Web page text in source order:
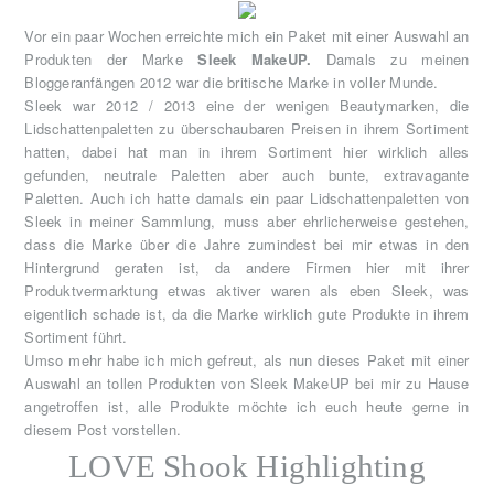
Vor ein paar Wochen erreichte mich ein Paket mit einer Auswahl an
Produkten der MarkeSleek MakeUP. Damals zu meinen
Bloggeranfängen 2012 war die britische Marke in voller Munde.
Sleek war 2012 / 2013 eine der wenigen Beautymarken, die
Lidschattenpaletten zu überschaubaren Preisen in ihrem Sortiment
hatten, dabei hat man in ihrem Sortiment hier wirklich alles
gefunden, neutrale Paletten aber auch bunte, extravagante
Paletten. Auch ich hatte damals ein paar Lidschattenpaletten von
Sleek in meiner Sammlung, muss aber ehrlicherweise gestehen,
dass die Marke über die Jahre zumindest bei mir etwas in den
Hintergrund geraten ist, da andere Firmen hier mit ihrer
Produktvermarktung etwas aktiver waren als eben Sleek, was
eigentlich schade ist, da die Marke wirklich gute Produkte in ihrem
Sortiment führt.
Umso mehr habe ich mich gefreut, als nun dieses Paket mit einer
Auswahl an tollen Produkten von Sleek MakeUP bei mir zu Hause
angetroffen ist, alle Produkte möchte ich euch heute gerne in
diesem Post vorstellen.
LOVE Shook Highlighting